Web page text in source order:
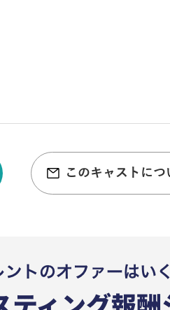
このキャストに